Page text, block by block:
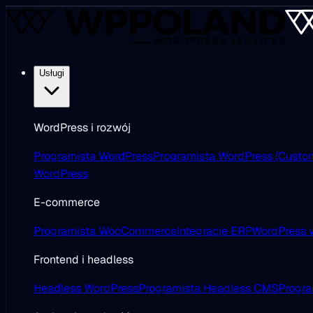
Usługi
WordPress i rozwój
Programista WordPressProgramista WordPress
WordPress
E-commerce
Programista WooCommerceIntegracje ERPWordPress
Frontend i headless
Headless WordPressProgramista Headless CMS